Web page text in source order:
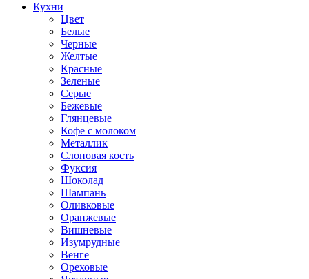
Кухни
Цвет
Белые
Черные
Желтые
Красные
Зеленые
Серые
Бежевые
Глянцевые
Кофе с молоком
Металлик
Слоновая кость
Фуксия
Шоколад
Шампань
Оливковые
Оранжевые
Вишневые
Изумрудные
Венге
Ореховые